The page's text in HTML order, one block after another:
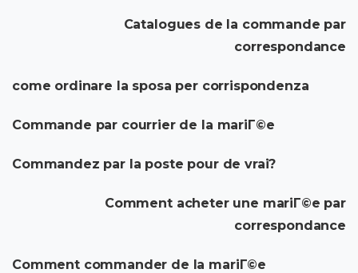
Catalogues de la commande par
correspondance
come ordinare la sposa per corrispondenza
Commande par courrier de la mariГ©e
Commandez par la poste pour de vrai?
Comment acheter une mariГ©e par
correspondance
Comment commander de la mariГ©e